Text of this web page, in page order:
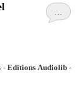
…
- Editions Audiolib -